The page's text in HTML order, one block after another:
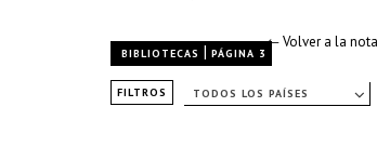
← Volver a la nota
BIBLIOTECAS | PÁGINA 3
FILTROS TODOS LOS PAÍSES